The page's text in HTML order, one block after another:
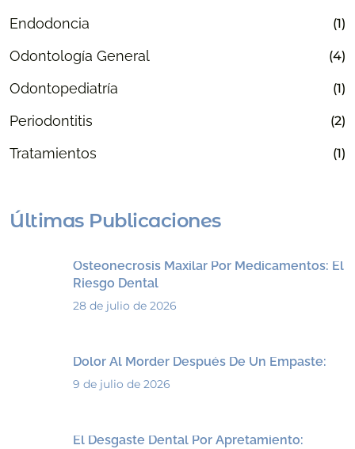
Endodoncia (1)
Odontología General (4)
Odontopediatría (1)
Periodontitis (2)
Tratamientos (1)
Últimas Publicaciones
Osteonecrosis Maxilar Por Medicamentos: El
Riesgo Dental
28 de julio de 2026
Dolor Al Morder Después De Un Empaste:
9 de julio de 2026
El Desgaste Dental Por Apretamiento: